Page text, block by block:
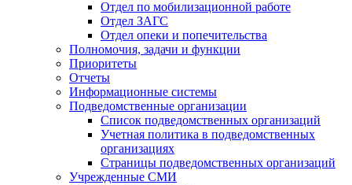
Отдел по мобилизационной работе
Отдел ЗАГС
Отдел опеки и попечительства
Полномочия, задачи и функции
Приоритеты
Отчеты
Информационные системы
Подведомственные организации
Список подведомственных организаций
Учетная политика в подведомственных
организациях
Страницы подведомственных организаций
Учрежденные СМИ